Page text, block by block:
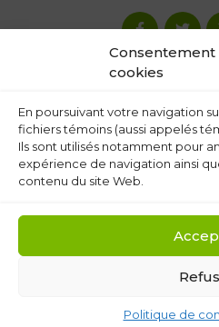
Consentement
cookies
En poursuivant votre navigation
fichiers témoins (aussi appelés
Ils sont utilisés notamment pour
expérience de navigation ainsi
contenu du site Web.
Politique de